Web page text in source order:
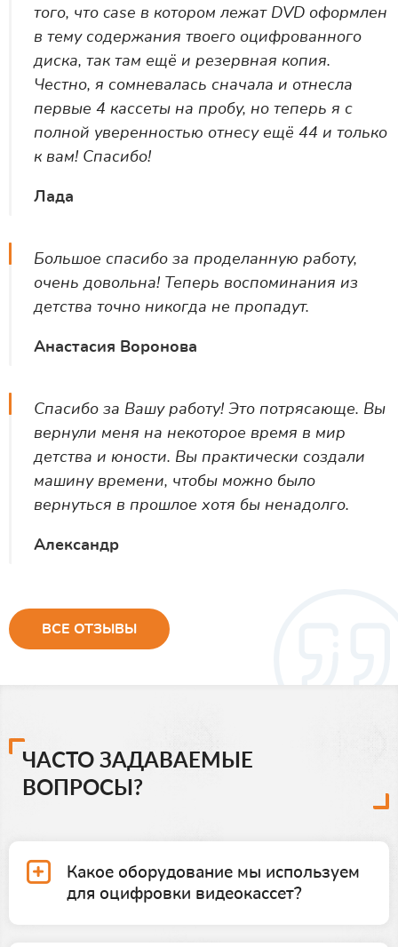
того, что case в котором лежат DVD оформлен
в тему содержания твоего оцифрованного
диска, так там ещё и резервная копия.
Честно, я сомневалась сначала и отнесла
первые 4 кассеты на пробу, но теперь я с
полной уверенностью отнесу ещё 44 и только
к вам! Спасибо!
Лада
Большое спасибо за проделанную работу,
очень довольна! Теперь воспоминания из
детства точно никогда не пропадут.
Анастасия Воронова
Спасибо за Вашу работу! Это потрясающе. Вы
вернули меня на некоторое время в мир
детства и юности. Вы практически создали
машину времени, чтобы можно было
вернуться в прошлое хотя бы ненадолго.
Александр
ВСЕ ОТЗЫВЫ
ЧАСТО ЗАДАВАЕМЫЕ
ВОПРОСЫ?
Какое оборудование мы используем
для оцифровки видеокассет?